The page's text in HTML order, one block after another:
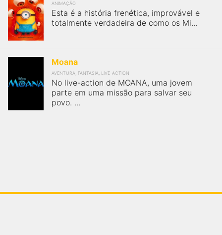
ANIMAÇÃO
Esta é a história frenética, improvável e
totalmente verdadeira de como os Mi...
Moana
AVENTURA, FANTASIA, LIVE-ACTION
No live-action de MOANA, uma jovem
parte em uma missão para salvar seu
povo. ...